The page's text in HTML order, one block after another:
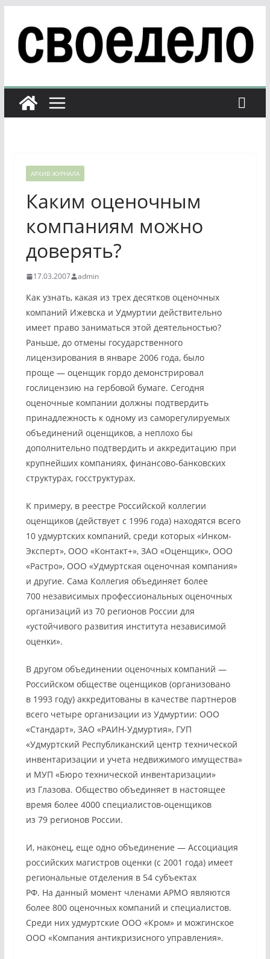
содержимому
АРХИВ ЖУРНАЛА
Каким оценочным
компаниям можно
доверять?
17.03.2007 admin
Как узнать, какая из трех десятков оценочных
компаний Ижевска и Удмуртии действительно
имеет право заниматься этой деятельностью?
Раньше, до отмены государственного
лицензирования в январе 2006 года, было
проще — оценщик гордо демонстрировал
гослицензию на гербовой бумаге. Сегодня
оценочные компании должны подтвердить
принадлежность к одному из саморегулируемых
объединений оценщиков, а неплохо бы
дополнительно подтвердить и аккредитацию при
крупнейших компаниях, финансово-банковских
структурах, госструктурах.
К примеру, в реестре Российской коллегии
оценщиков (действует с 1996 года) находятся всего
10 удмуртских компаний, среди которых «Инком-
Эксперт», ООО «Контакт+», ЗАО «Оценщик», ООО
«Растро», ООО «Удмуртская оценочная компания»
и другие. Сама Коллегия объединяет более
700 независимых профессиональных оценочных
организаций из 70 регионов России для
«устойчивого развития института независимой
оценки».
В другом объединении оценочных компаний —
Российском обществе оценщиков (организовано
в 1993 году) аккредитованы в качестве партнеров
всего четыре организации из Удмуртии: ООО
«Стандарт», ЗАО «РАИН-Удмуртия», ГУП
«Удмуртский Республиканский центр технической
инвентаризации и учета недвижимого имущества»
и МУП «Бюро технической инвентаризации»
из Глазова. Общество объединяет в настоящее
время более 4000 специалистов-оценщиков
из 79 регионов России.
И, наконец, еще одно объединение — Ассоциация
российских магистров оценки (с 2001 года) имеет
региональные отделения в 54 субъектах
РФ. На данный момент членами АРМО являются
более 800 оценочных компаний и специалистов.
Среди них удмуртские ООО «Кром» и можгинское
ООО «Компания антикризисного управления».